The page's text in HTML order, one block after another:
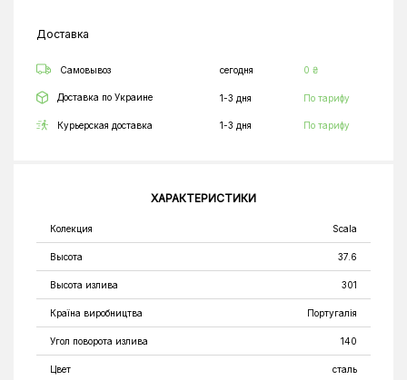
Доставка
Самовывоз сегодня 0 ₴
Доставка по Украине 1-3 дня По тарифу
Курьерская доставка 1-3 дня По тарифу
ХАРАКТЕРИСТИКИ
Колекция Scala
Высота 37.6
Высота излива 301
Країна виробництва Португалія
Угол поворота излива 140
Цвет сталь